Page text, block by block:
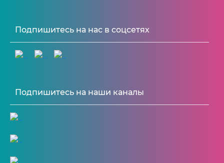
Подпишитесь на нас в соцсетях
Подпишитесь на наши каналы